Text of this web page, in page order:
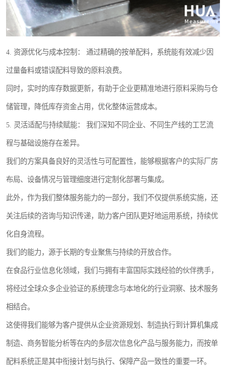
4. 资源优化与成本控制： 通过精确的按单配料，系统能有效减少因
过量备料或错误配料导致的原料浪费。
同时，实时的库存数据更新，有助于企业更精准地进行原料采购与仓
储管理，降低库存资金占用，优化整体运营成本。
5. 灵活适配与持续赋能： 我们深知不同企业、不同生产线的工艺流
程与基础设施存在差异。
我们的方案具备良好的灵活性与可配置性，能够根据客户的实际厂房
布局、设备情况与管理细度进行定制化部署与集成。
此外，作为我们整体服务能力的一部分，我们不仅提供系统实施，还
关注后续的咨询与知识传递，助力客户团队更好地运用系统，持续优
化自身流程。
我们的能力，源于长期的专业聚焦与持续的开放合作。
在食品行业信息化领域，我们与拥有丰富国际实践经验的伙伴携手，
将经过全球众多企业验证的系统理念与本地化的行业洞察、技术服务
相结合。
这使得我们能够为客户提供从企业资源规划、制造执行到计算机集成
制造、商务智能分析等在内的多层次信息化产品与服务能力，而按单
配料系统正是其中衔接计划与执行、保障产品一致性的重要一环。